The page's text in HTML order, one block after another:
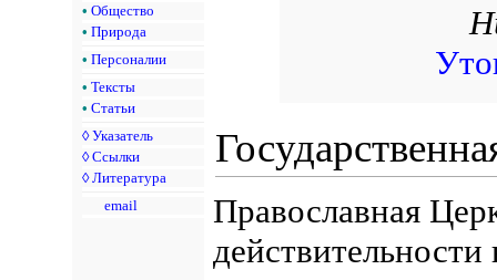
• Общество
• Природа
• Персоналии
• Тексты
• Статьи
◊ Указатель
◊ Ссылки
◊ Литература
email
Православная
действительности